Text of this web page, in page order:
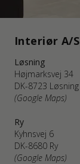
Interiør A/S
Løsning
Højmarksvej 34
DK-8723 Løsning
(Google Maps)
Ry
Kyhnsvej 6
DK-8680 Ry
(Google Maps)